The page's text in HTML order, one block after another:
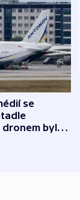
se
dronem byla